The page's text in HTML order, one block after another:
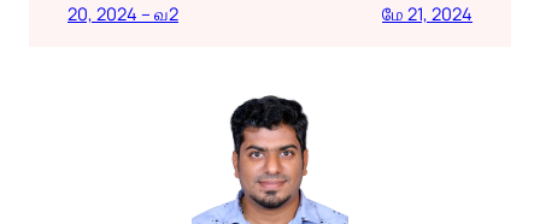
20, 2024 – வ2
மே 21, 2024